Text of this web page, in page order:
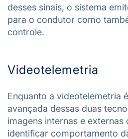
desses sinais, o sistema
para o condutor como
controle.
Videotelemetria
Enquanto a videotelemetria
avançada dessas duas
imagens internas e externas
identificar comportamento